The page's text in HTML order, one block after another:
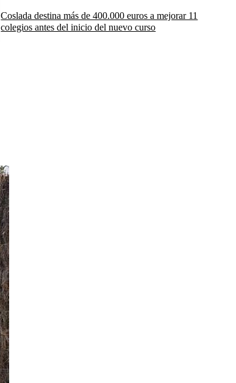
Coslada destina más de 400.000 euros a mejorar 11
colegios antes del inicio del nuevo curso